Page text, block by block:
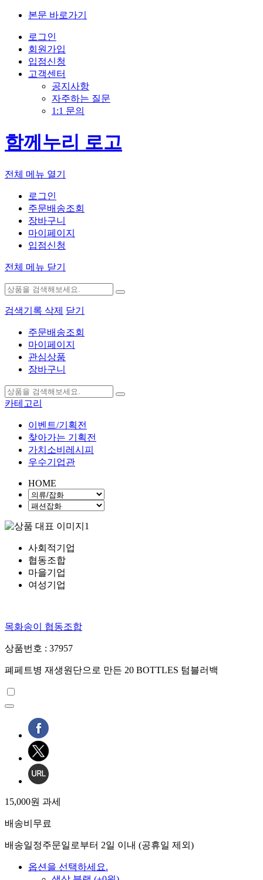
본문 바로가기
로그인
회원가입
입점신청
고객센터
공지사항
자주하는 질문
1:1 문의
함께누리 로고
전체 메뉴 열기
로그인
주문배송조회
장바구니
마이페이지
입점신청
전체 메뉴 닫기
검색기록 삭제 닫기
주문배송조회
마이페이지
관심상품
장바구니
카테고리
이벤트/기획전
찾아가는 기획전
가치소비레시피
우수기업관
HOME
사회적기업
협동조합
마을기업
여성기업
목화송이 협동조합
상품번호 : 37957
폐페트병 재생원단으로 만든 20 BOTTLES 텀블러백
15,000원 과세
배송비 무료
배송일정주문일로부터 2일 이내 (공휴일 제외)
옵션을 선택하세요.